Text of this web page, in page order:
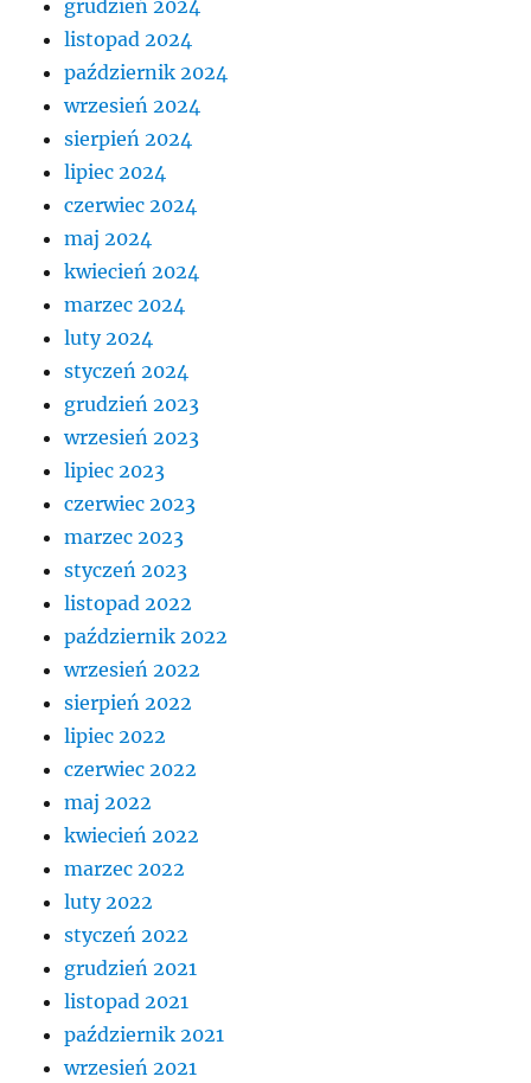
grudzień 2024
listopad 2024
październik 2024
wrzesień 2024
sierpień 2024
lipiec 2024
czerwiec 2024
maj 2024
kwiecień 2024
marzec 2024
luty 2024
styczeń 2024
grudzień 2023
wrzesień 2023
lipiec 2023
czerwiec 2023
marzec 2023
styczeń 2023
listopad 2022
październik 2022
wrzesień 2022
sierpień 2022
lipiec 2022
czerwiec 2022
maj 2022
kwiecień 2022
marzec 2022
luty 2022
styczeń 2022
grudzień 2021
listopad 2021
październik 2021
wrzesień 2021